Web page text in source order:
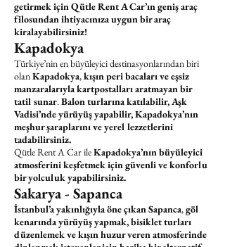
getirmek için Qütle Rent A Car’ın geniş araç
filosundan ihtiyacınıza uygun bir araç
kiralayabilirsiniz!
Kapadokya
Türkiye’nin en büyüleyici destinasyonlarından biri
olanKapadokya,kışın peri bacaları ve eşsiz
manzaralarıyla kartpostalları aratmayan bir
tatil sunar.Balon turlarına katılabilir, Aşk
Vadisi’nde yürüyüş yapabilir, Kapadokya’nın
meşhur şaraplarını ve yerel lezzetlerini
tadabilirsiniz.
Qütle Rent A Car ileKapadokya’nın büyüleyici
atmosferini keşfetmek için güvenli ve konforlu
bir yolculuk yapabilirsiniz.
Sakarya - Sapanca
İstanbul’a yakınlığıyla öne çıkan Sapanca,göl
kenarında yürüyüş yapmak, bisiklet turları
düzenlemek ve kışın huzur veren atmosferinde